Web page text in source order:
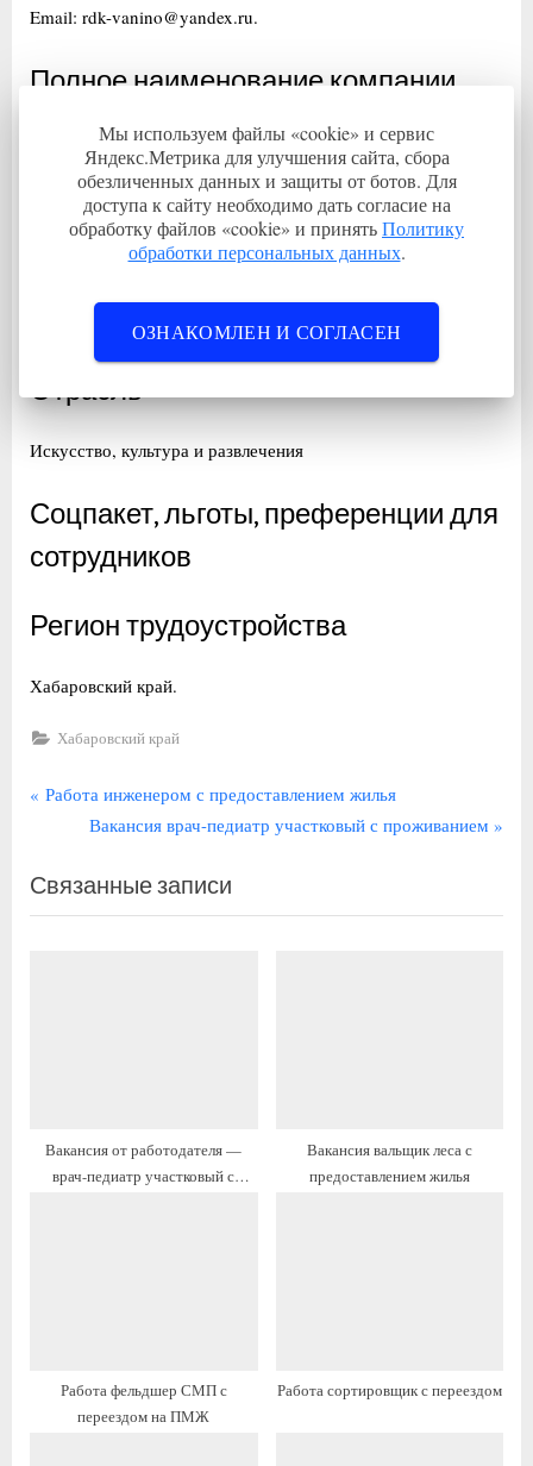
Email: rdk-vanino@yandex.ru.
Полное наименование компании
МУНИЦИПАЛЬНОЕ бюджетное учреждение «Районный
Дом культуры»Ванинского муниципального района
Хабаровского края
ИНН: 2709010500.
Киевская улица, 13
Отрасль
Искусство, культура и развлечения
Соцпакет, льготы, преференции для
сотрудников
Регион трудоустройства
Хабаровский край.
Хабаровский край
Навигация
записям
П
д
ы
Работа инженером с предоставлением жилья
С
е
д
Вакансия врач-педиатр участковый с проживанием
Связанные записи
Вакансия от работодателя —
врач-педиатр участковый с
Вакансия вальщик леса с
предоставлением жилья
Работа фельдшер СМП с
переездом на ПМЖ
Работа сортировщик с переездом
Мы используем файлы «cookie» и сервис
Яндекс.Метрика для улучшения сайта, сбора
обезличенных данных и защиты от ботов. Для
доступа к сайту необходимо дать согласие на
обработку файлов «cookie» и принятьПолитику
обработки персональных данных.
ОЗНАКОМЛЕН И СОГЛАСЕН